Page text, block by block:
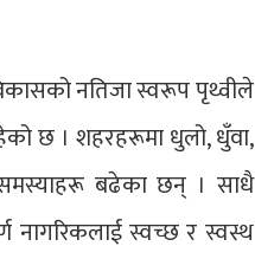
नतिजा स्वरूप पृथ्वीले
छ । शहरहरूमा धुलो, धुँवा,
समस्याहरू बढेका छन् । साधै
नागरिकलाई स्वच्छ र स्वस्थ